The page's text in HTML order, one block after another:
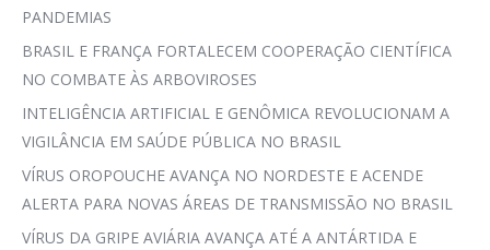
PANDEMIAS
BRASIL E FRANÇA FORTALECEM COOPERAÇÃO CIENTÍFICA
NO COMBATE ÀS ARBOVIROSES
INTELIGÊNCIA ARTIFICIAL E GENÔMICA REVOLUCIONAM A
VIGILÂNCIA EM SAÚDE PÚBLICA NO BRASIL
VÍRUS OROPOUCHE AVANÇA NO NORDESTE E ACENDE
ALERTA PARA NOVAS ÁREAS DE TRANSMISSÃO NO BRASIL
VÍRUS DA GRIPE AVIÁRIA AVANÇA ATÉ A ANTÁRTIDA E